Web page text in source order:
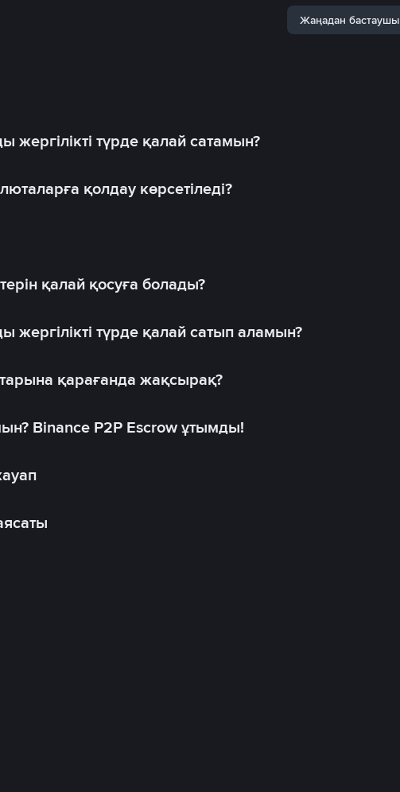
Жаңадан бастаушы
түрде қалай сатамын?
қолдау көрсетіледі?
қалай қосуға болады?
түрде қалай сатып аламын?
қарағанда жақсырақ?
Binance P2P Escrow ұтымды!